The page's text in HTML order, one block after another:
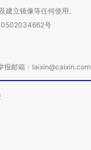
立镜像等任何使用。
号
邮箱：laixin@caixin.com